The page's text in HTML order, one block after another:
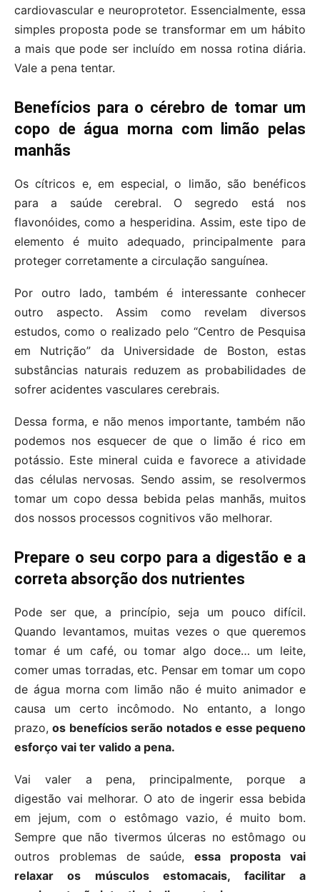
cardiovascular e neuroprotetor. Essencialmente, essa
simples proposta pode se transformar em um hábito
a mais que pode ser incluído em nossa rotina diária.
Vale a pena tentar.
Benefícios para o cérebro de tomar um
copo de água morna com limão pelas
manhãs
Os cítricos e, em especial, o limão, são benéficos
para a saúde cerebral. O segredo está nos
flavonóides, como a hesperidina. Assim, este tipo de
elemento é muito adequado, principalmente para
proteger corretamente a circulação sanguínea.
Por outro lado, também é interessante conhecer
outro aspecto. Assim como revelam diversos
estudos, como o realizado pelo “Centro de Pesquisa
em Nutrição” da Universidade de Boston, estas
substâncias naturais reduzem as probabilidades de
sofrer acidentes vasculares cerebrais.
Dessa forma, e não menos importante, também não
podemos nos esquecer de que o limão é rico em
potássio. Este mineral cuida e favorece a atividade
das células nervosas. Sendo assim, se resolvermos
tomar um copo dessa bebida pelas manhãs, muitos
dos nossos processos cognitivos vão melhorar.
Prepare o seu corpo para a digestão e a
correta absorção dos nutrientes
Pode ser que, a princípio, seja um pouco difícil.
Quando levantamos, muitas vezes o que queremos
tomar é um café, ou tomar algo doce… um leite,
comer umas torradas, etc. Pensar em tomar um copo
de água morna com limão não é muito animador e
causa um certo incômodo. No entanto, a longo
prazo,os benefícios serão notados e esse pequeno
esforço vai ter valido a pena.
Vai valer a pena, principalmente, porque a
digestão vai melhorar. O ato de ingerir essa bebida
em jejum, com o estômago vazio, é muito bom.
Sempre que não tivermos úlceras no estômago ou
outros problemas de saúde,essa proposta vai
relaxar os músculos estomacais, facilitar a